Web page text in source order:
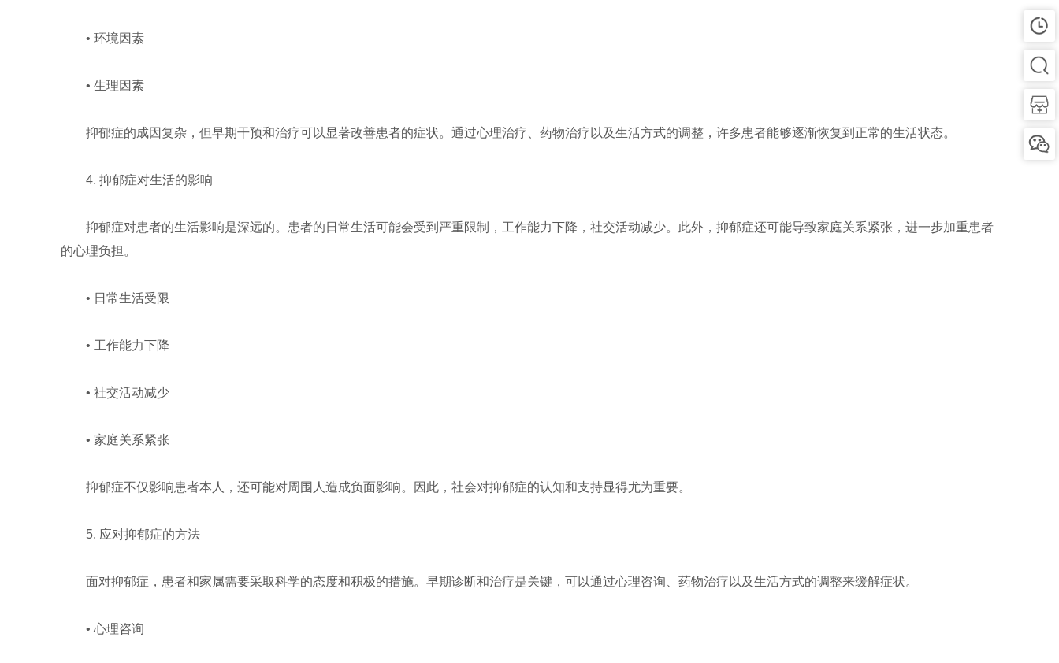
• 环境因素
• 生理因素
抑郁症的成因复杂，但早期干预和治疗可以显著改善患者的症状。通过心理治疗、药物治疗以及生活方式的调整，许多患者能够逐渐恢复到正常的生活状态。
4. 抑郁症对生活的影响
抑郁症对患者的生活影响是深远的。患者的日常生活可能会受到严重限制，工作能力下降，社交活动减少。此外，抑郁症还可能导致家庭关系紧张，进一步加重患者
的心理负担。
• 日常生活受限
• 工作能力下降
• 社交活动减少
• 家庭关系紧张
抑郁症不仅影响患者本人，还可能对周围人造成负面影响。因此，社会对抑郁症的认知和支持显得尤为重要。
5. 应对抑郁症的方法
面对抑郁症，患者和家属需要采取科学的态度和积极的措施。早期诊断和治疗是关键，可以通过心理咨询、药物治疗以及生活方式的调整来缓解症状。
• 心理咨询